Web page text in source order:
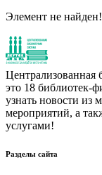
Элемент не найден!
Централизованная
это 18 библиотек-
узнать новости из
мероприятий, а
услугами!
Разделы сайта